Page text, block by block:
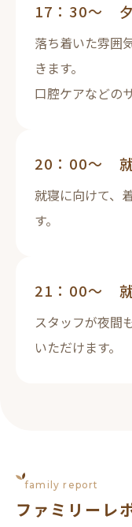
17：30～
落ち着いた雰囲
きます。
口腔ケアなどの
20：00～
就寝に向けて、
す。
21：00～
スタッフが夜間
いただけます。
family report
ファミリーレ